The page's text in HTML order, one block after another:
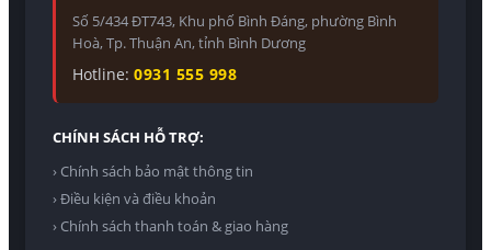
Số 5/434 ĐT743, Khu phố Bình Đáng, phường Bình
Hoà, Tp. Thuận An, tỉnh Bình Dương
Hotline: 0931 555 998
CHÍNH SÁCH HỖ TRỢ:
› Chính sách bảo mật thông tin
› Điều kiện và điều khoản
› Chính sách thanh toán & giao hàng